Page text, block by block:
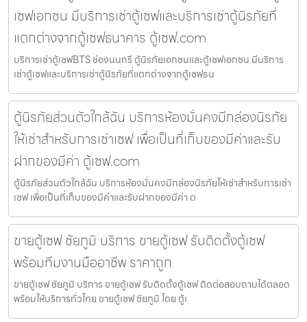
เซฟเอกชน มีบริการเช่าตู้เซฟและบริการเช่าตู้นิรภัยที่
แตกต่างจากตู้เซฟธนาคาร ตู้เซฟ.com
บริการเช่าตู้เซฟBTS ช่องนนทรี ตู้นิรภัยเอกชนและตู้เซฟเอกชน มีบริการ
เช่าตู้เซฟและบริการเช่าตู้นิรภัยที่แตกต่างจากตู้เซฟธน
ตู้นิรภัยส่วนตัวใกล้ฉัน บริการห้องมั่นคงมีกล่องนิรภัย
ให้เช่าสำหรับการเช่าเซฟ เพื่อเป็นที่เก็บของมีค่าและรับ
ฝากของมีค่า ตู้เซฟ.com
ตู้นิรภัยส่วนตัวใกล้ฉัน บริการห้องมั่นคงมีกล่องนิรภัยให้เช่าสำหรับการเช่า
เซฟ เพื่อเป็นที่เก็บของมีค่าและรับฝากของมีค่า ต
ขายตู้เซฟ ชัยภูมิ บริการ ขายตู้เซฟ รับติดตั้งตู้เซฟ
พร้อมทีมงานมืออาชีพ ราคาถูก
ขายตู้เซฟ ชัยภูมิ บริการ ขายตู้เซฟ รับติดตั้งตู้เซฟ ติดต่อสอบถามได้ตลอด
พร้อมให้บริการทั่วไทย ขายตู้เซฟ ชัยภูมิ โดย ตู้เ